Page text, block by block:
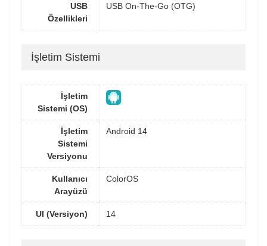
USB
Özellikleri
USB On-The-Go (OTG)
İşletim Sistemi
İşletim
Sistemi (OS)
İşletim
Sistemi
Versiyonu
Android 14
Kullanıcı
Arayüzü
ColorOS
UI (Versiyon) 14